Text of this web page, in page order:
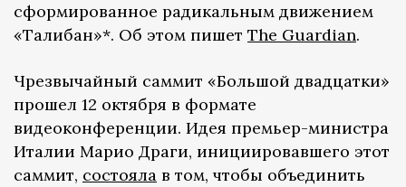
сформированное радикальным движением
«Талибан»*. Об этом пишет The Guardian.
Чрезвычайный саммит «Большой двадцатки»
прошел 12 октября в формате
видеоконференции. Идея премьер-министра
Италии Марио Драги, инициировавшего этот
саммит, состояла в том, чтобы объединить